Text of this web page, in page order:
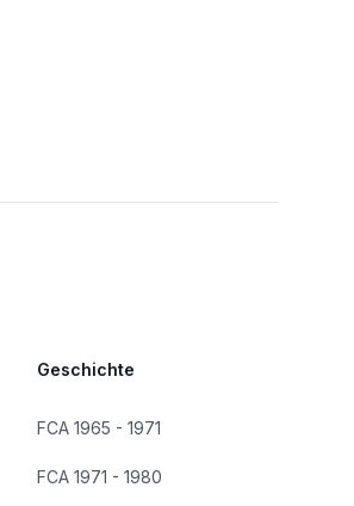
Geschichte
FCA 1965 - 1971
FCA 1971 - 1980